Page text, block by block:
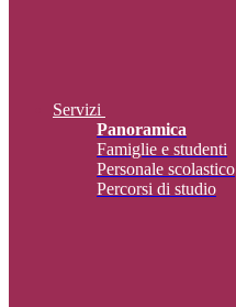
Servizi
Panoramica
Famiglie e studenti
Personale scolastico
Percorsi di studio